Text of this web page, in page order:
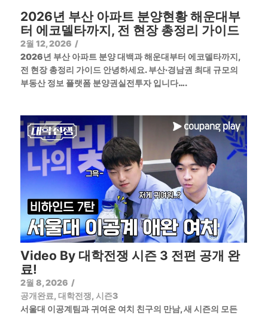
2026년 부산 아파트 분양현황 해운대부
터 에코델타까지, 전 현장 총정리 가이드
2월 12, 2026 /
2026년 부산 아파트 분양 대백과 해운대부터 에코델타까지,
전 현장 총정리 가이드 안녕하세요. 부산·경남권 최대 규모의
부동산 정보 플랫폼 분양권실전투자 입니다….
Video By 대학전쟁 시즌 3 전편 공개 완
료!
2월 8, 2026 /
공개완료, 대학전쟁, 시즌3
서울대 이공계팀과 귀여운 여치 친구의 만남, 새 시즌의 모든